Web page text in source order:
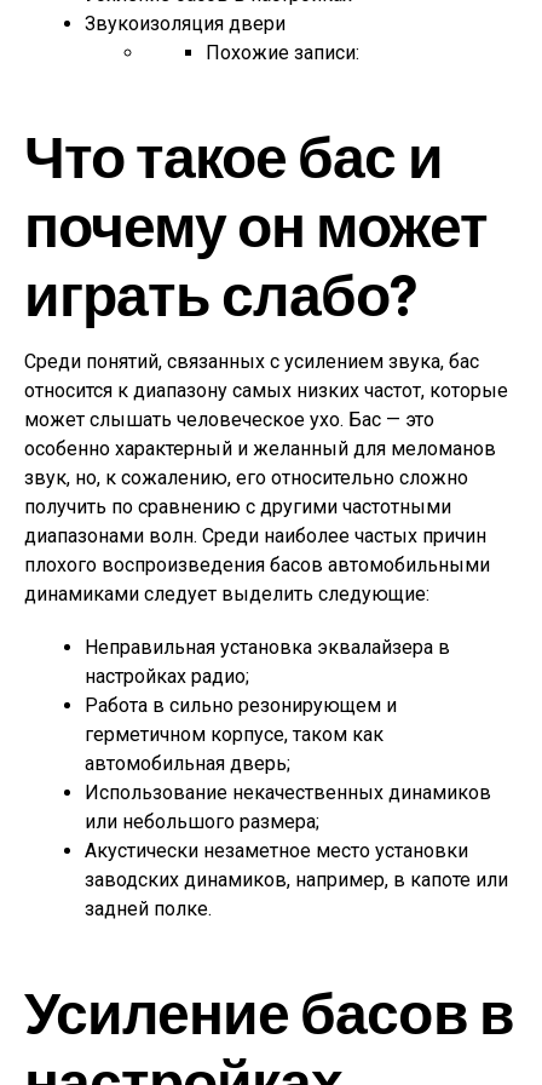
Звукоизоляция двери
Похожие записи:
Что такое бас и
почему он может
играть слабо?
Среди понятий, связанных с усилением звука, бас
относится к диапазону самых низких частот, которые
может слышать человеческое ухо. Бас — это
особенно характерный и желанный для меломанов
звук, но, к сожалению, его относительно сложно
получить по сравнению с другими частотными
диапазонами волн. Среди наиболее частых причин
плохого воспроизведения басов автомобильными
динамиками следует выделить следующие:
Неправильная установка эквалайзера в
настройках радио;
Работа в сильно резонирующем и
герметичном корпусе, таком как
автомобильная дверь;
Использование некачественных динамиков
или небольшого размера;
Акустически незаметное место установки
заводских динамиков, например, в капоте или
задней полке.
Усиление басов в